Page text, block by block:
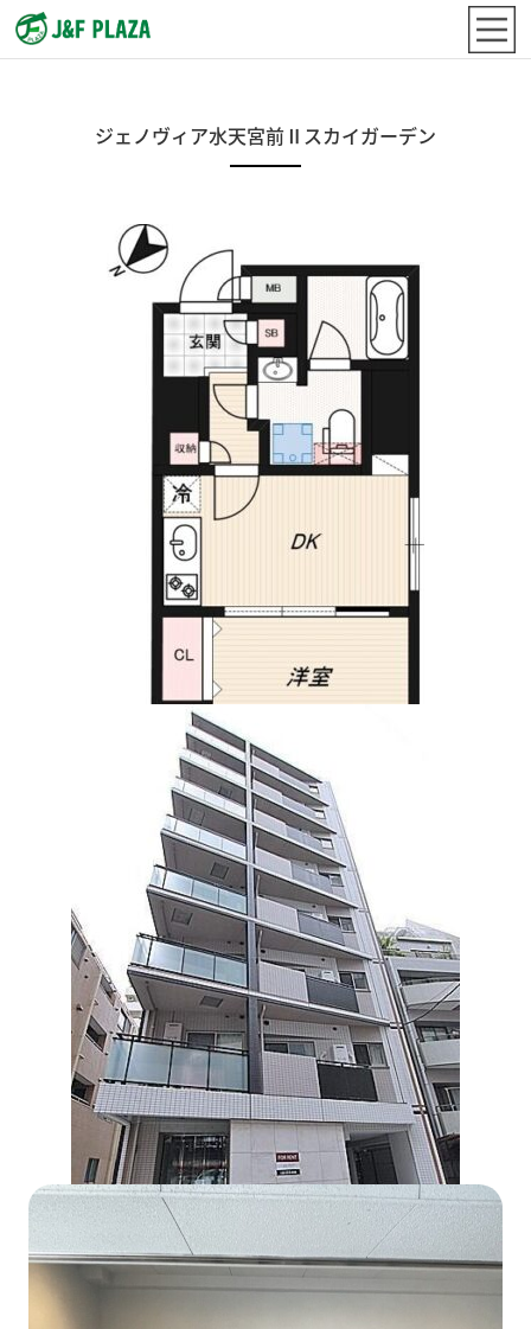
ジェノヴィア水天宮前Ⅱスカイガーデン